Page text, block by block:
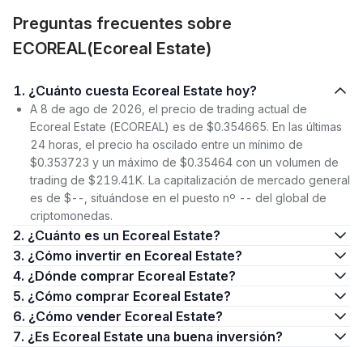
Preguntas frecuentes sobre
ECOREAL(Ecoreal Estate)
1. ¿Cuánto cuesta Ecoreal Estate hoy?
A 8 de ago de 2026, el precio de trading actual de
Ecoreal Estate (ECOREAL) es de $0.354665. En las últimas
24 horas, el precio ha oscilado entre un mínimo de
$0.353723 y un máximo de $0.35464 con un volumen de
trading de $219.41K. La capitalización de mercado general
es de $--, situándose en el puesto nº -- del global de
criptomonedas.
2. ¿Cuánto es un Ecoreal Estate?
3. ¿Cómo invertir en Ecoreal Estate?
4. ¿Dónde comprar Ecoreal Estate?
5. ¿Cómo comprar Ecoreal Estate?
6. ¿Cómo vender Ecoreal Estate?
7. ¿Es Ecoreal Estate una buena inversión?